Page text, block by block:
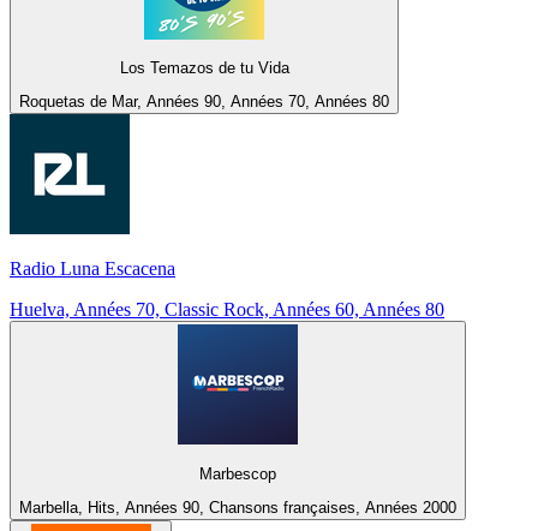
Los Temazos de tu Vida
Roquetas de Mar, Années 90, Années 70, Années 80
Radio Luna Escacena
Huelva, Années 70, Classic Rock, Années 60, Années 80
Marbescop
Marbella, Hits, Années 90, Chansons françaises, Années 2000